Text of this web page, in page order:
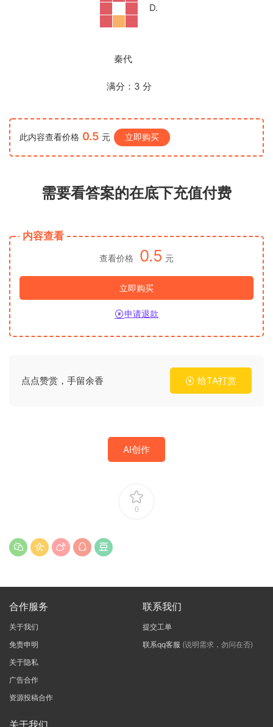
D.
秦代
满分： 3 分
此内容查看价格 0.5 元 立即购买
需要看答案的在底下充值付费
内容查看
查看价格 0.5 元
立即购买
申请退款
点点赞赏，手留余香 给TA打赏
AI创作
0
合作服务
关于我们
免责申明
关于隐私
广告合作
资源投稿合作
联系我们
提交工单
联系qq客服 (说明需求，勿问在否)
关于我们